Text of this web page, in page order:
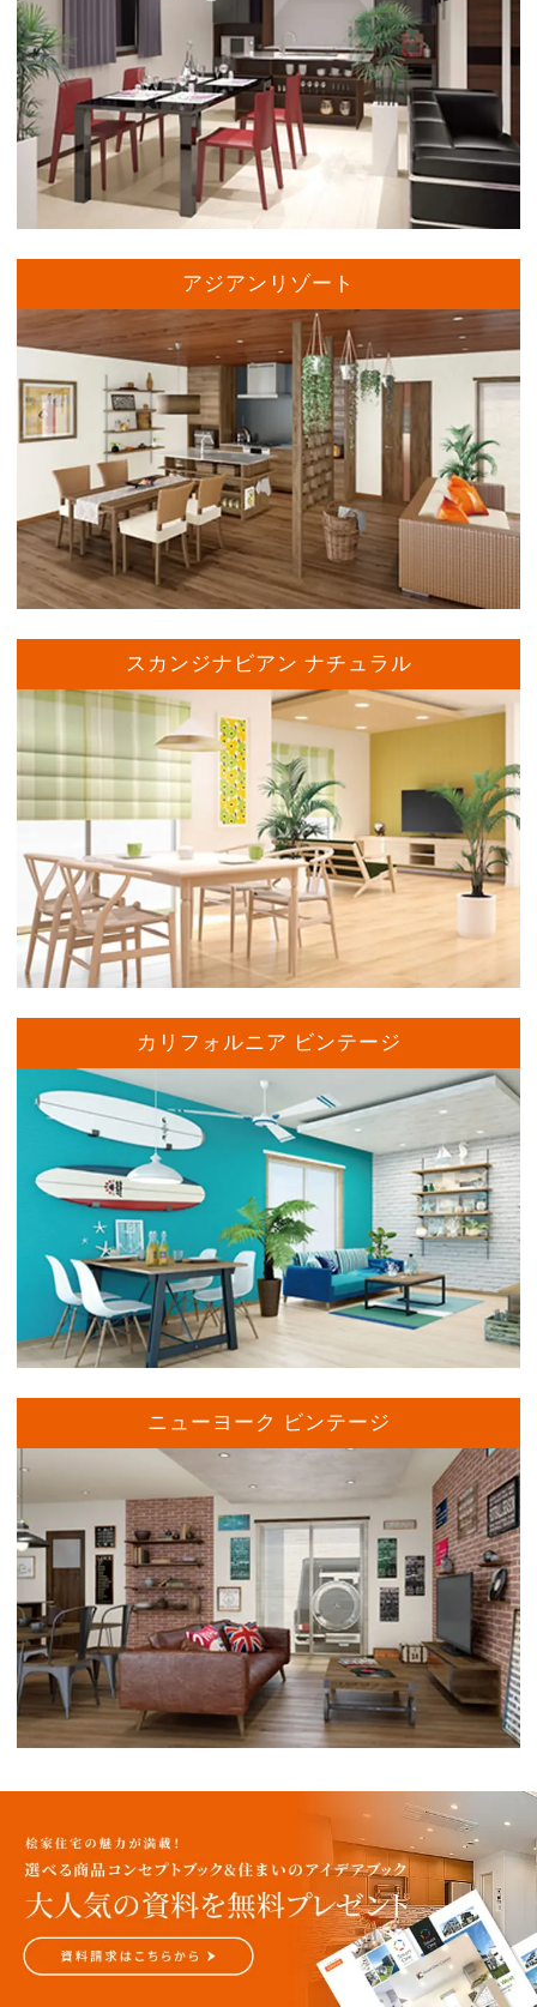
アジアンリゾート
スカンジナビアン ナチュラル
カリフォルニア ビンテージ
ニューヨーク ビンテージ